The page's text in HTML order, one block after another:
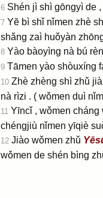
6 Shén jì shì gōngyì de
7 Yĕ bì shǐ nǐmen zhè
shǎng zaì huǒyàn
8 Yào bàoyìng nà bú
9 Tāmen yào shòuxíng
10 Zhè zhèng shì zhǔ
nà rìzi . ( wǒmen duì
11 Yīncǐ , wǒmen cháng
chéngjiù nǐmen yīqiè
12 Jiào wǒmen zhǔ
wǒmen de shén bìng